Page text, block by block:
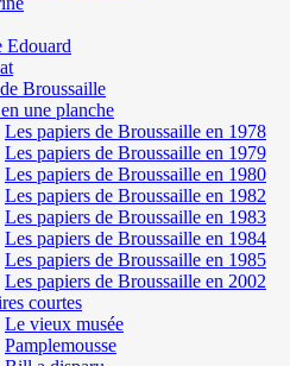
Edouard
Broussaille
une planche
Les papiers de Broussaille en 1978
Les papiers de Broussaille en 1979
Les papiers de Broussaille en 1980
Les papiers de Broussaille en 1982
Les papiers de Broussaille en 1983
Les papiers de Broussaille en 1984
Les papiers de Broussaille en 1985
Les papiers de Broussaille en 2002
courtes
Le vieux musée
Pamplemousse